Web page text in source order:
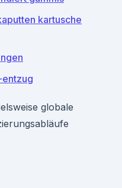
kartusche
globale